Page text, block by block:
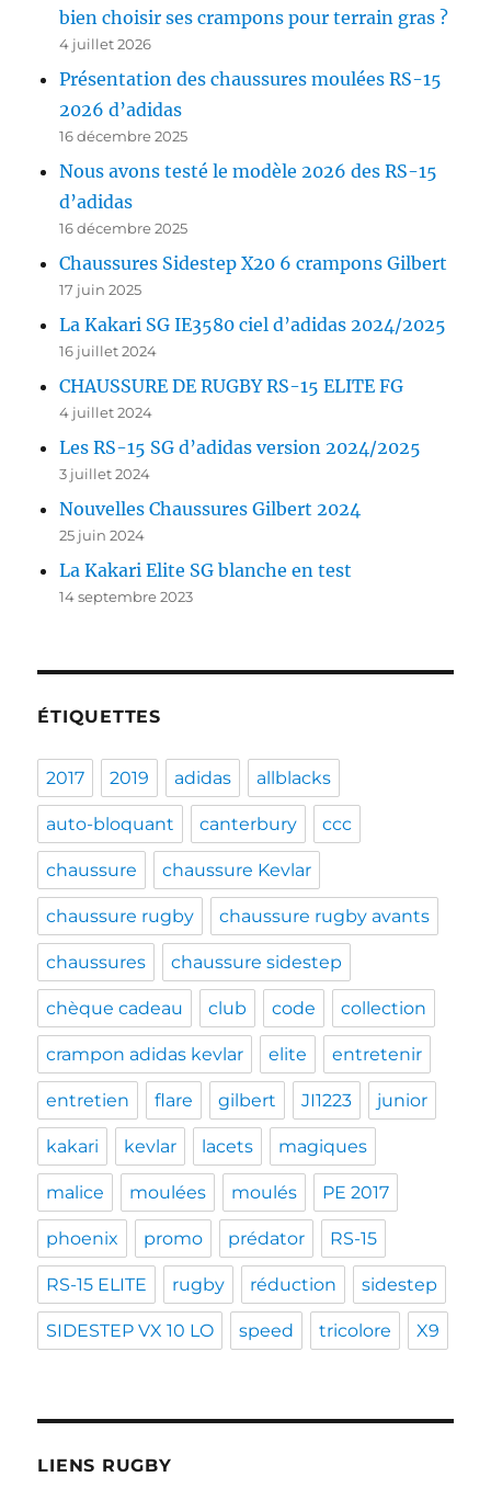
bien choisir ses crampons pour terrain gras ?
4 juillet 2026
Présentation des chaussures moulées RS-15
2026 d’adidas
16 décembre 2025
Nous avons testé le modèle 2026 des RS-15
d’adidas
16 décembre 2025
Chaussures Sidestep X20 6 crampons Gilbert
17 juin 2025
La Kakari SG IE3580 ciel d’adidas 2024/2025
16 juillet 2024
CHAUSSURE DE RUGBY RS-15 ELITE FG
4 juillet 2024
Les RS-15 SG d’adidas version 2024/2025
3 juillet 2024
Nouvelles Chaussures Gilbert 2024
25 juin 2024
La Kakari Elite SG blanche en test
14 septembre 2023
ÉTIQUETTES
2017 2019 adidas allblacks
auto-bloquant canterbury ccc
chaussure chaussure Kevlar
chaussure rugby chaussure rugby avants
chaussures chaussure sidestep
chèque cadeau club code collection
crampon adidas kevlar elite entretenir
entretien flare gilbert JI1223 junior
kakari kevlar lacets magiques
malice moulées moulés PE 2017
phoenix promo prédator RS-15
RS-15 ELITE rugby réduction sidestep
SIDESTEP VX 10 LO speed tricolore X9
LIENS RUGBY